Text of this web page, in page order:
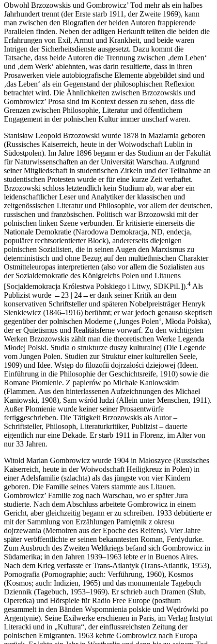
Obwohl Brzozowskis und Gombrowicz’ Tod mehr als ein halbes
Jahrhundert trennt (der Erste starb 1911, der Zweite 1969), kann
man zwischen den Biografien der beiden Autoren frappierende
Parallelen finden. Neben der adligen Herkunft teilten die beiden die
Erfahrungen von Exil, Armut und Krankheit, und beide waren
Intrigen der Sicherheitsdienste ausgesetzt. Dazu kommt die
Tatsache, dass beide Autoren die Trennung zwischen ‚dem Leben‘
und ‚dem Werk‘ ablehnten, was darin resultierte, dass in ihren
Prosawerken viele autobiografische Elemente abgebildet sind und
‚das Leben‘ als ein Gegenstand der philosophischen Reflexion
betrachtet wird. Die Ähnlichkeiten zwischen Brzozowskis und
Gombrowicz’ Prosa sind im Kontext dessen zu sehen, dass die
Grenzen zwischen Philosophie, Literatur und öffentlichem
Engagement in der polnischen Kultur immer unscharf waren.
Stanisław Leopold Brzozowski wurde 1878 in Maziarnia geboren
(Russisches Kaiserreich, heute in der Woiwodschaft Lublin in
Südostpolen). Im Jahre 1896 begann er das Studium an der Fakultät
für Naturwissenschaften an der Universität Warschau. Aufgrund
seiner Mitgliedschaft in studentischen Zirkeln und der Teilnahme an
studentischen Protesten wurde er für eine kurze Zeit verhaftet.
Brzozowski schloss letztendlich kein Studium ab, war aber ein
leidenschaftlicher Leser und Analytiker der klassischen und
zeitgenössischen Literatur und Philosophie, vor allem der deutschen,
russischen und französischen. Politisch war Brzozowski mit der
polnischen linken Szene verbunden. Er kritisierte einerseits die
Nationale Demokratie (Narodowa Demokracja, ND, endecja,
populärer rechtsorientierter Block), andererseits diejenigen
polnischen Sozialisten, die in seinen Augen den Marxismus zu
deterministisch und ohne Bezug auf den multiethnischen Charakter
Ostmitteleuropas interpretierten (also vor allem die Sozialisten aus
der Sozialdemokratie des Königreichs Polen und Litauens
[Socjaldemokracja Królestwa Polskiego i Litwy, SDKPiL]).4 Als
Publizist wurde ←23 | 24→er dank seiner Kritik an dem
konservativen Schriftsteller und späteren Nobelpreisträger Henryk
Sienkiewicz (1846–1916) berühmt; er war jedoch genauso skeptisch
gegenüber der polnischen Moderne (‚Junges Polen‘, Młoda Polska),
der er Quietismus und Realitätsferne vorwarf. Zu den wichtigsten
Werken Brzozowskis zählt man die theoretischen Werke Legenda
Młodej Polski. Studia o strukturze duszy kulturalnej (Die Legende
vom Jungen Polen. Studien zur Struktur einer kulturellen Seele,
1909) und Idee. Wstęp do filozofii dojrzałości dziejowej (Ideen.
Einführung in die Philosophie der Geschichtsreife, 1910) sowie die
Romane Płomienie. Z papierów po Michale Kaniowskim
(Flammen. Aus den hinterlassenen Aufzeichnungen des Michael
Kaniowski, 1908), Sam wśród ludzi (Allein unter Menschen, 1911).
AußerPłomienie wurde keiner seiner Prosaentwürfe
fertiggeschrieben. Die Tätigkeit Brzozowskis als Autor –
Schriftsteller, Philosoph, Literaturkritiker, Publizist – dauerte
eigentlich nur eine Dekade. Er starb 1911 in Florenz, im Alter von
nur 33 Jahren.
Witold Marian Gombrowicz wurde 1904 in Małoszyce (Russisches
Kaiserreich, heute in der Woiwodschaft Heiligkreuz in Polen) in
einer Adelsfamilie (szlachta) als das jüngste von vier Kindern
geboren. Die Familie seines Vaters stammte aus Litauen.
Gombrowicz’ Familie zog nach Warschau, wo er später Jura
studierte. Nach dem Abschluss arbeitete Gombrowicz in einem
Gericht, aber gleichzeitig begann er zu schreiben. 1933 debütierte er
mit der Sammlung von Erzählungen Pamiętnik z okresu
dojrzewania (Memoiren aus der Epoche des Reifens). Vier Jahre
später veröffentlichte er seinen bekanntesten Roman, Ferdydurke.
Zum Ausbruch des Zweiten Weltkriegs befand sich Gombrowicz in
Südamerika; in den Jahren 1939–1963 lebte er in Buenos Aires.
Nach dem Krieg verfasste erTrans-Atlantyk (Trans-Atlantik, 1953),
Pornografia (Pornographie; auch: Verführung, 1960), Kosmos
(Kosmos; auch: Indizien, 1965) und das monumentale Tagebuch
Dziennik (Tagebuch, 1953–1969). Er schrieb auch Dramen (Ślub,
Operetka) und Hörspiele für Radio Free Europe (posthum
gesammelt in den Bänden Wspomnienia polskie und Wędrówki po
Argentynie). Seine Exilwerke erschienen in Paris, im Verlag Instytut
Literacki und in „Kultura“, der einflussreichsten Zeitung der
polnischen Emigranten. 1963 kehrte Gombrowicz nach Europa